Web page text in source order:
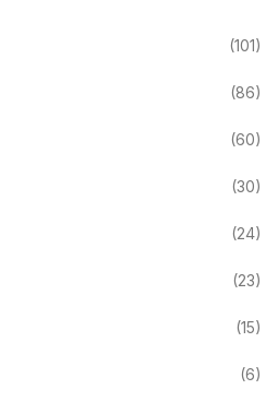
(101)
(86)
(60)
(30)
(24)
(23)
(15)
(6)